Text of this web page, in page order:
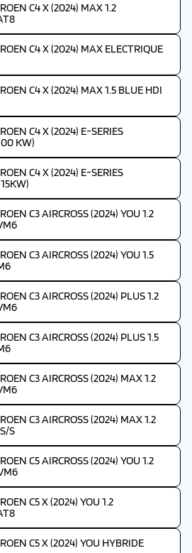
C4 X (2024) MAX 1.2
C4 X (2024) MAX ELECTRIQUE
C4 X (2024) MAX 1.5 BLUE HDI
C4 X (2024) E-SERIES
KW)
C4 X (2024) E-SERIES
C3 AIRCROSS (2024) YOU 1.2
C3 AIRCROSS (2024) YOU 1.5
C3 AIRCROSS (2024) PLUS 1.2
C3 AIRCROSS (2024) PLUS 1.5
C3 AIRCROSS (2024) MAX 1.2
C3 AIRCROSS (2024) MAX 1.2
S
C5 AIRCROSS (2024) YOU 1.2
C5 X (2024) YOU 1.2
C5 X (2024) YOU HYBRIDE